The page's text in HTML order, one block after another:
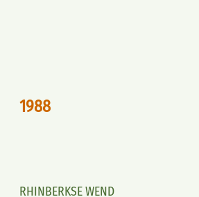
1988
RHINBERKSE WEND